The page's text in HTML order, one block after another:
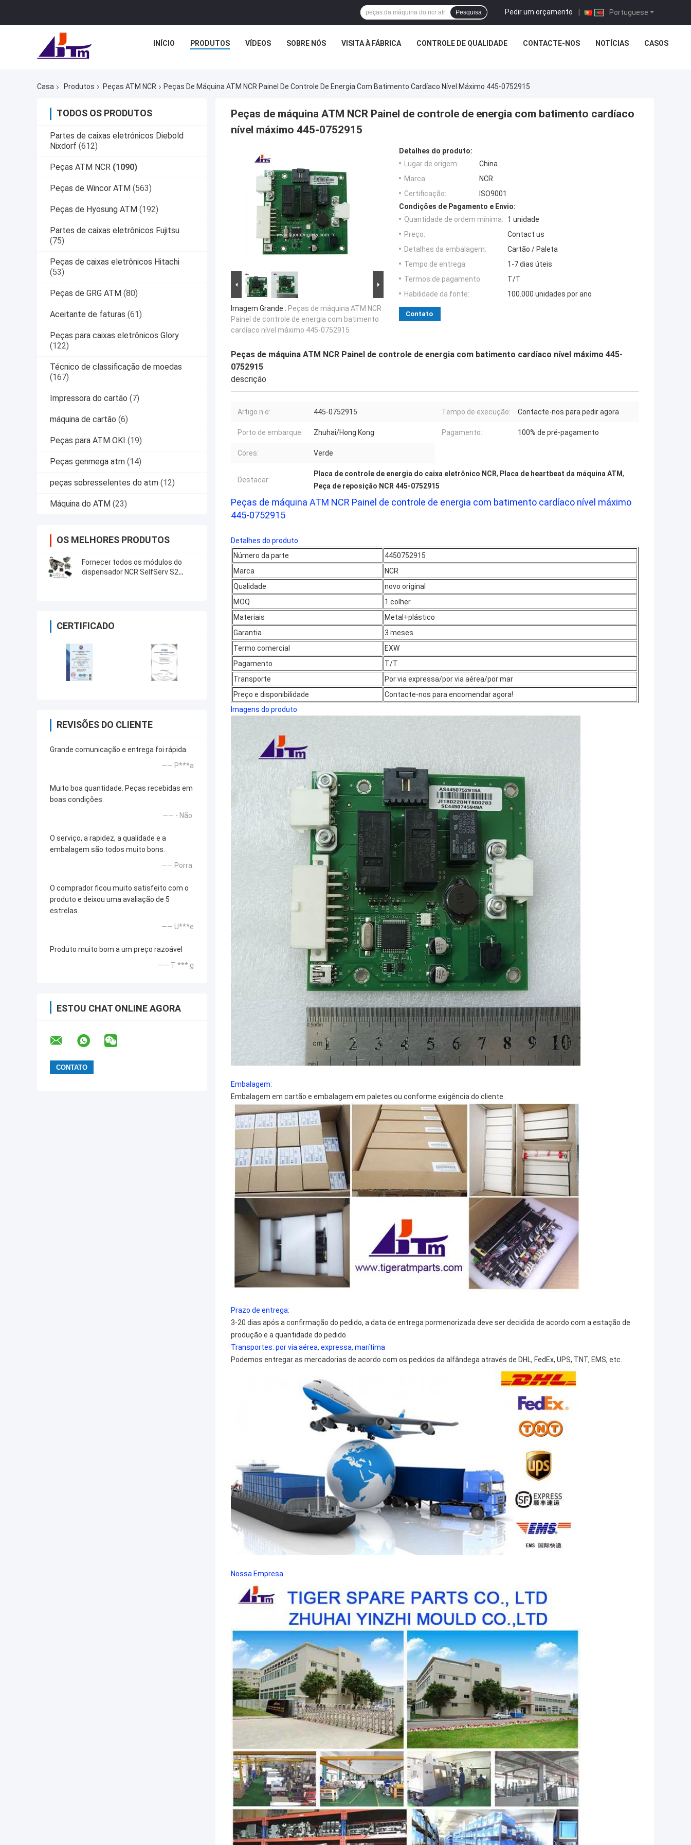
Portuguese
Pedir um orçamento |
Pesquisa
INÍCIO PRODUTOS VÍDEOS SOBRE NÓS VISITA À FÁBRICA CONTROLE DE QUALIDADE CONTACTE-NOS NOTÍCIAS CASOS
Casa Produtos Peças ATM NCR Peças De Máquina ATM NCR Painel De Controle De Energia Com Batimento Cardíaco Nível Máximo 445-0752915
TODOS OS PRODUTOS
Partes de caixas eletrónicos Diebold
Nixdorf (612)
Peças ATM NCR (1090)
Peças de Wincor ATM (563)
Peças de Hyosung ATM (192)
Partes de caixas eletrônicos Fujitsu
(75)
Peças de caixas eletrônicos Hitachi
(53)
Peças de GRG ATM (80)
Aceitante de faturas (61)
Peças para caixas eletrônicos Glory
(122)
Técnico de classificação de moedas
(167)
Impressora do cartão (7)
máquina de cartão (6)
Peças para ATM OKI (19)
Peças genmega atm (14)
peças sobresselentes do atm (12)
Máquina do ATM (23)
OS MELHORES PRODUTOS
Fornecer todos os módulos do
dispensador NCR SelfServ S2
CERTIFICADO
REVISÕES DO CLIENTE
Grande comunicação e entrega foi rápida.
—— P***a
Muito boa quantidade. Peças recebidas em
boas condições.
—— - Não.
O serviço, a rapidez, a qualidade e a
embalagem são todos muito bons.
—— Porra.
O comprador ficou muito satisfeito com o
produto e deixou uma avaliação de 5
estrelas.
—— U***e
Produto muito bom a um preço razoável
—— T *** g
ESTOU CHAT ONLINE AGORA
Peças de máquina ATM NCR Painel de controle de energia com batimento cardíaco
nível máximo 445-0752915
Imagem Grande : Peças de máquina ATM NCR
Painel de controle de energia com batimento
cardíaco nível máximo 445-0752915
Detalhes do produto:
Lugar de origem:
China
Marca:
NCR
Certificação:
ISO9001
Condições de Pagamento e Envio:
Quantidade de ordem mínima:
1 unidade
Preço:
Contact us
Detalhes da embalagem:
Cartão / Paleta
Tempo de entrega:
1-7 dias úteis
Termos de pagamento:
T/T
Habilidade da fonte:
100.000 unidades por ano
Contato
Peças de máquina ATM NCR Painel de controle de energia com batimento cardíaco nível máximo 445-
0752915
descrição
Artigo n.o: 445-0752915 Tempo de execução: Contacte-nos para pedir agora
Porto de embarque: Zhuhai/Hong Kong Pagamento: 100% de pré-pagamento
Cores: Verde
Destacar:
Placa de controle de energia do caixa eletrônico NCR, Placa de heartbeat da máquina ATM,
Peça de reposição NCR 445-0752915
Peças de máquina ATM NCR Painel de controle de energia com batimento cardíaco nível máximo
445-0752915
Detalhes do produto
Número da parte
4450752915
Marca
NCR
Qualidade
novo original
MOQ
1 colher
Materiais
Metal+plástico
Garantia
3 meses
Termo comercial
EXW
Pagamento
T/T
Transporte
Por via expressa/por via aérea/por mar
Preço e disponibilidade
Contacte-nos para encomendar agora!
Imagens do produto
Embalagem:
Embalagem em cartão e embalagem em paletes ou conforme exigência do cliente.
Prazo de entrega:
3-20 dias após a confirmação do pedido, a data de entrega pormenorizada deve ser decidida de acordo com a estação de
produção e a quantidade do pedido.
Transportes: por via aérea, expressa, marítima
Podemos entregar as mercadorias de acordo com os pedidos da alfândega através de DHL, FedEx, UPS, TNT, EMS, etc.
Nossa Empresa